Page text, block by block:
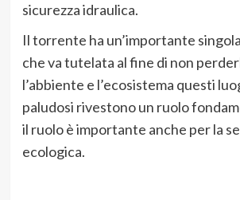
sicurezza idraulica.
Il torrente ha un’importante
che va tutelata al fine di non
l’abbiente e l’ecosistema questi
paludosi rivestono un ruolo
il ruolo è importante anche per la
ecologica.